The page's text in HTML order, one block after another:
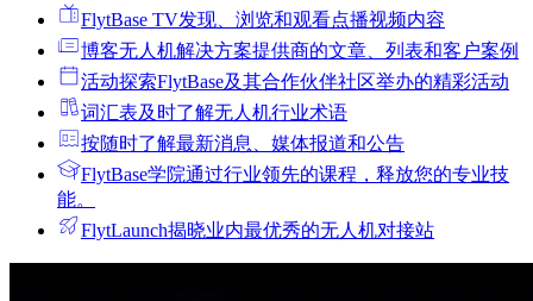
FlytBase TV发现、浏览和观看点播视频内容
博客无人机解决方案提供商的文章、列表和客户案例
活动探索FlytBase及其合作伙伴社区举办的精彩活动
词汇表及时了解无人机行业术语
按随时了解最新消息、媒体报道和公告
FlytBase学院通过行业领先的课程，释放您的专业技
能。
FlytLaunch揭晓业内最优秀的无人机对接站